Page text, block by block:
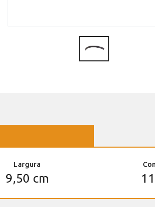
Largura
9,50 cm